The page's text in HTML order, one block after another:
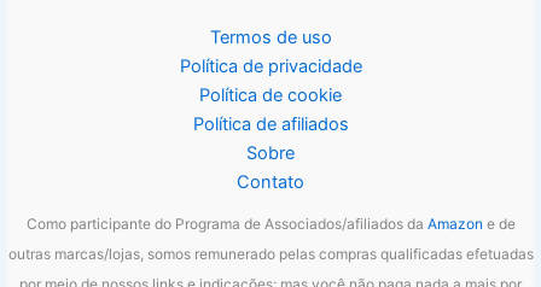
Termos de uso
Política de privacidade
Política de cookie
Política de afiliados
Sobre
Contato
Como participante do Programa de Associados/afiliados da Amazon e de
outras marcas/lojas, somos remunerado pelas compras qualificadas efetuadas